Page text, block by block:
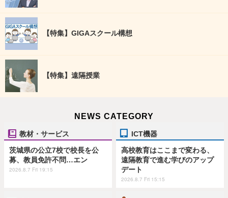
【特集】GIGAスクール構想
【特集】遠隔授業
NEWS CATEGORY
教材・サービス
茨城県の公立7校で校長を公
募、教員免許不問…エン
2026.8.7 Fri 19:15
ICT機器
高校教育はここまで変わる、
遠隔教育で進む学びのアップ
デート
2026.8.7 Fri 15:15